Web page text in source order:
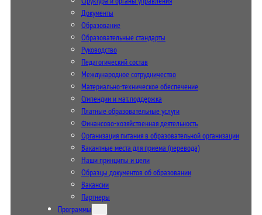
Документы
Образование
Образовательные стандарты
Руководство
Педагогический состав
Международное сотрудничество
Материально-техническое обеспечение
Стипендии и мат. поддержка
Платные образовательные услуги
Финансово-хозяйственная деятельность
Организация питания в образовательной организации
Вакантные места для приема (перевода)
Наши принципы и цели
Образцы документов об образовании
Вакансии
Партнеры
Программы